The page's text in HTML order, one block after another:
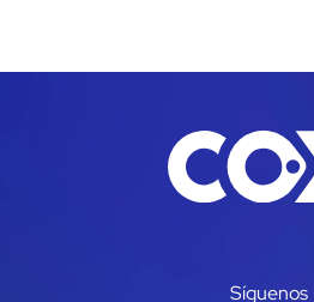
Síguenos